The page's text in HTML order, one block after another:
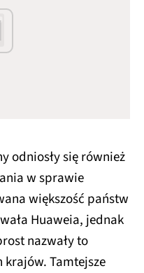
odniosły się również
w sprawie
większość państw
Huaweia, jednak
nazwały to
krajów. Tamtejsze